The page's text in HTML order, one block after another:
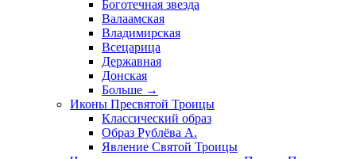
Боготечная звезда
Валаамская
Владимирская
Всецарица
Державная
Донская
Больше →
Иконы Пресвятой Троицы
Классический образ
Образ Рублёва А.
Явление Святой Троицы